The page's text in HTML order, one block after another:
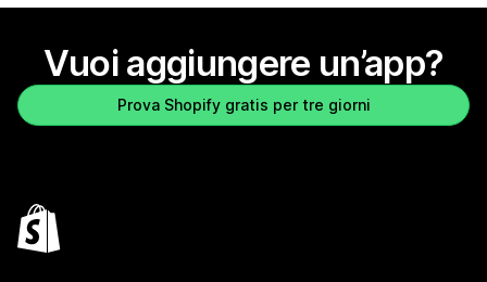
Vuoi aggiungere un’app?
Prova Shopify gratis per tre giorni